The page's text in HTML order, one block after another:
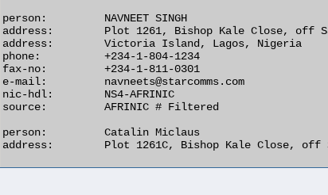
person:         NAVNEET SINGH
address:        Plot 1261, Bishop Kale Close, off
address:        Victoria Island, Lagos, Nigeria
phone:          +234-1-804-1234
fax-no:         +234-1-811-0301
e-mail:         navneets@starcomms.com
nic-hdl:        NS4-AFRINIC
source:         AFRINIC # Filtered
person:         Catalin Miclaus
address:        Plot 1261C, Bishop Kale Close, off